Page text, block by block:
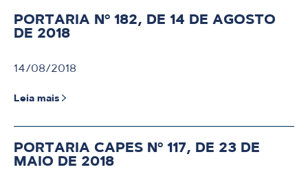
PORTARIA Nº 182, DE 14 DE AGOSTO
DE 2018
14/08/2018
Leia mais
PORTARIA CAPES Nº 117, DE 23 DE
MAIO DE 2018